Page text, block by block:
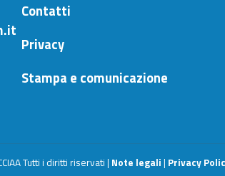
Contatti
Privacy
Stampa e comunicazione
Tutti i diritti riservati | Note legali | Privacy